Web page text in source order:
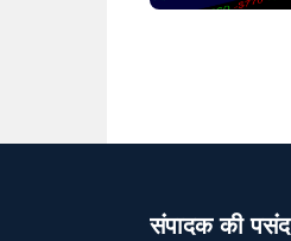
संपादक की पसंद